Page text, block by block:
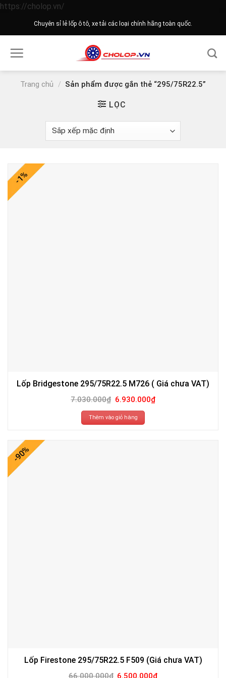
https://cholop.vn/
to
Chuyên sỉ lẻ lốp ô tô, xe tải các loại chính hãng toàn quốc.
Trang chủ / Sản phẩm được gắn thẻ “295/75R22.5”
LỌC
-1%
Lốp Bridgestone 295/75R22.5 M726 ( Giá chưa VAT)
7.030.000₫ Giá
gốc
là:
7.030.000₫.
6.930.000₫Giá
hiện
Thêm vào giỏ hàng
-90%
Lốp Firestone 295/75R22.5 F509 (Giá chưa VAT)
66.000.000₫ Giá
6.500.000₫Giá